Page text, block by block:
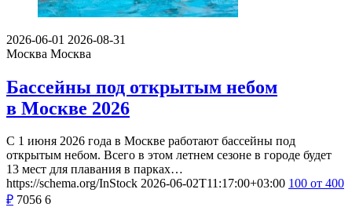
2026-06-01 2026-08-31
Москва Москва
Бассейны под открытым небом
в Москве 2026
С 1 июня 2026 года в Москве работают бассейны под
открытым небом. Всего в этом летнем сезоне в городе будет
13 мест для плавания в парках…
https://schema.org/InStock 2026-06-02T11:17:00+03:00 100 от 400
₽ 7056 6